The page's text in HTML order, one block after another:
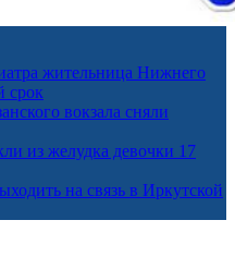
жительница Нижнего
срок
вокзала сняли
из желудка девочки 17
на связь в Иркутской